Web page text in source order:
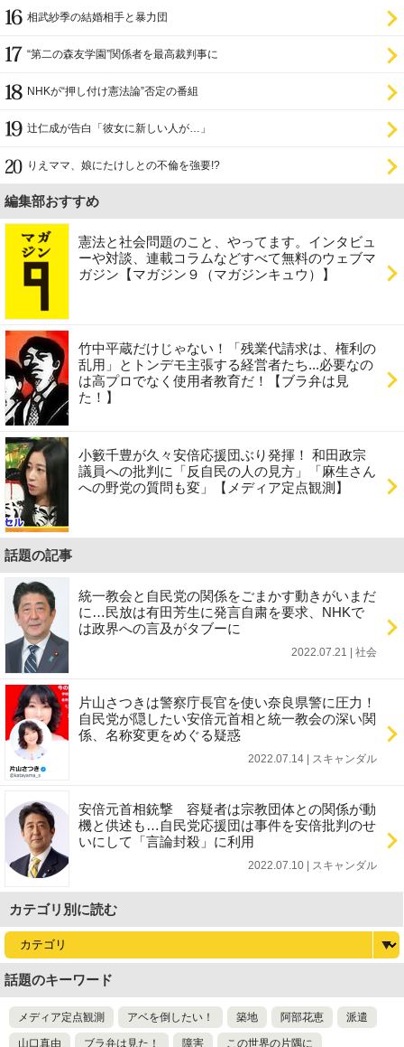
相武紗季の結婚相手と暴力団
“第二の森友学園”関係者を最高裁判事に
NHKが“押し付け憲法論”否定の番組
辻仁成が告白「彼女に新しい人が…」
りえママ、娘にたけしとの不倫を強要!?
編集部おすすめ
憲法と社会問題のこと、やってます。インタビュ
ーや対談、連載コラムなどすべて無料のウェブマ
ガジン【マガジン９（マガジンキュウ）】
竹中平蔵だけじゃない！「残業代請求は、権利の
乱用」とトンデモ主張する経営者たち...必要なの
は高プロでなく使用者教育だ！【ブラ弁は見
た！】
小籔千豊が久々安倍応援団ぶり発揮！ 和田政宗
議員への批判に「反自民の人の見方」「麻生さん
への野党の質問も変」【メディア定点観測】
話題の記事
統一教会と自民党の関係をごまかす動きがいまだ
に…民放は有田芳生に発言自粛を要求、NHKで
は政界への言及がタブーに
2022.07.21 | 社会
片山さつきは警察庁長官を使い奈良県警に圧力！
自民党が隠したい安倍元首相と統一教会の深い関
係、名称変更をめぐる疑惑
2022.07.14 | スキャンダル
安倍元首相銃撃 容疑者は宗教団体との関係が動
機と供述も…自民党応援団は事件を安倍批判のせ
いにして「言論封殺」に利用
2022.07.10 | スキャンダル
カテゴリ別に読む
話題のキーワード
メディア定点観測 アベを倒したい！ 築地 阿部花恵 派遣
山口真由 ブラ弁は見た！ 障害 この世界の片隅に